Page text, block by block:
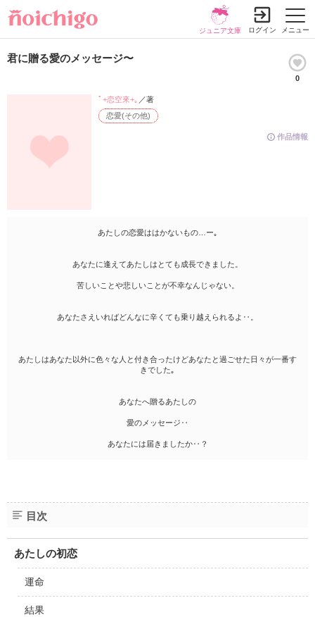
メニュー
ジュニア文庫 ログイン
君に贈る愛のメッセージ〜
0
作品情報
恋愛(その他)
ﾟ+恋空來+｡ ／著
あたしの恋愛ははかないもの…ー｡
あなたに逢えてあたしはとても成長できました。
苦しいことや悲しいことが不幸なんじゃない。
あなたさえいればどんなに辛くても乗り越えられるよ‥。
あたしはあなた以外に色々な人と付き合ったけどあなたと過ごせた日々が一番す
きでした｡
あなたへ贈るあたしの
愛のメッセージ‥
あなたには届きましたか‥？
目次
あたしの初恋
運命
結果